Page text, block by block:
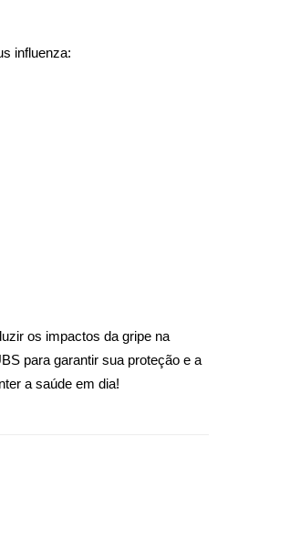
influenza:
os impactos da gripe na
para garantir sua proteção e a
a saúde em dia!